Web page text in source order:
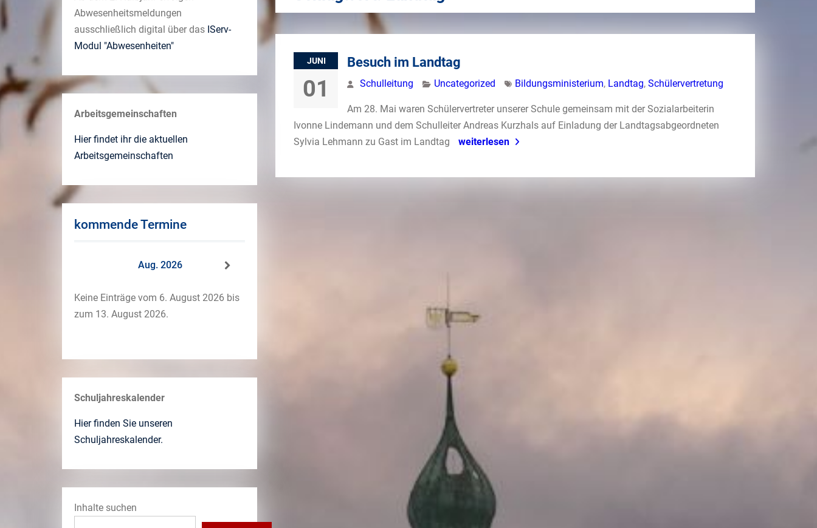
JUNI
01
Besuch im Landtag
Schulleitung Uncategorized Bildungsministerium, Landtag, Schülervertretung
Am 28. Mai waren Schülervertreter unserer Schule gemeinsam mit der Sozialarbeiterin
Ivonne Lindemann und dem Schulleiter Andreas Kurzhals auf Einladung der Landtagsabgeordneten
Sylvia Lehmann zu Gast im Landtag
weiterlesen
Abwesenheitsmeldungen
ausschließlich digital über das IServ-
Modul "Abwesenheiten"
Arbeitsgemeinschaften
Hier findet ihr die aktuellen
Arbeitsgemeinschaften
kommende Termine
Aug. 2026
Keine Einträge vom 6. August 2026 bis
zum 13. August 2026.
Schuljahreskalender
Hier finden Sie unseren
Schuljahreskalender.
Inhalte suchen